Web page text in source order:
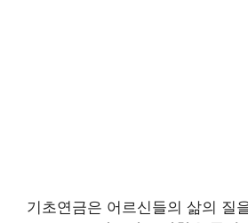
기초연금은 어르신들의 삶의 질